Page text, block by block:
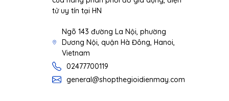
máy quay hành trình.....
tử uy tín tại HN
Ngõ 143 đường La Nội, phường
Dương Nội, quận Hà Đông, Hanoi,
Vietnam
02477700119
general@shopthegioidienmay.com